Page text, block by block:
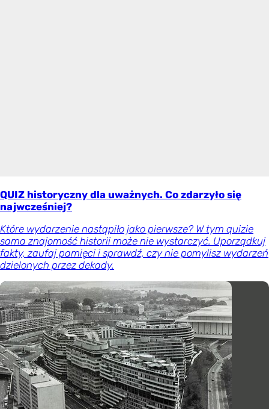
QUIZ historyczny dla uważnych. Co zdarzyło się
najwcześniej?
Które wydarzenie nastąpiło jako pierwsze? W tym quizie
sama znajomość historii może nie wystarczyć. Uporządkuj
fakty, zaufaj pamięci i sprawdź, czy nie pomylisz wydarzeń
dzielonych przez dekady.